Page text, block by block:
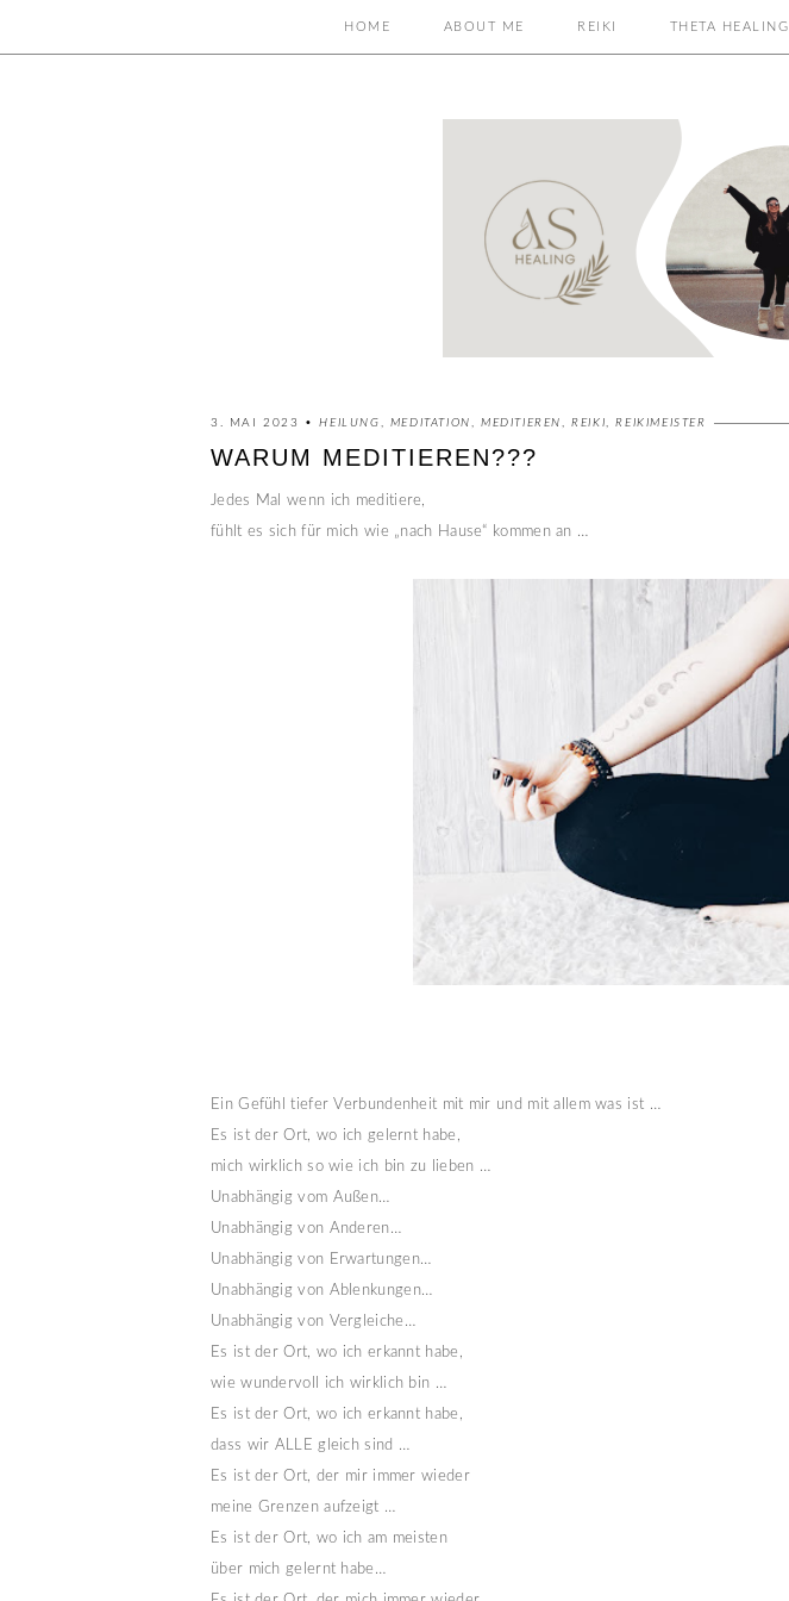
HOME ABOUT ME REIKI THETA HEALING
3. MAI 2023 •HEILUNG , MEDITATION ,MEDITIEREN,REIKI,REIKIMEISTER
WARUM MEDITIEREN???
Jedes Mal wenn ich meditiere,
fühlt es sich für mich wie „nach Hause“ kommen an …
Ein Gefühl tiefer Verbundenheit mit mir und mit allem was ist …
Es ist der Ort, wo ich gelernt habe,
mich wirklich so wie ich bin zu lieben …
Unabhängig vom Außen…
Unabhängig von Anderen…
Unabhängig von Erwartungen…
Unabhängig von Ablenkungen…
Unabhängig von Vergleiche…
Es ist der Ort, wo ich erkannt habe,
wie wundervoll ich wirklich bin …
Es ist der Ort, wo ich erkannt habe,
dass wir ALLE gleich sind …
Es ist der Ort, der mir immer wieder
meine Grenzen aufzeigt …
Es ist der Ort, wo ich am meisten
über mich gelernt habe…